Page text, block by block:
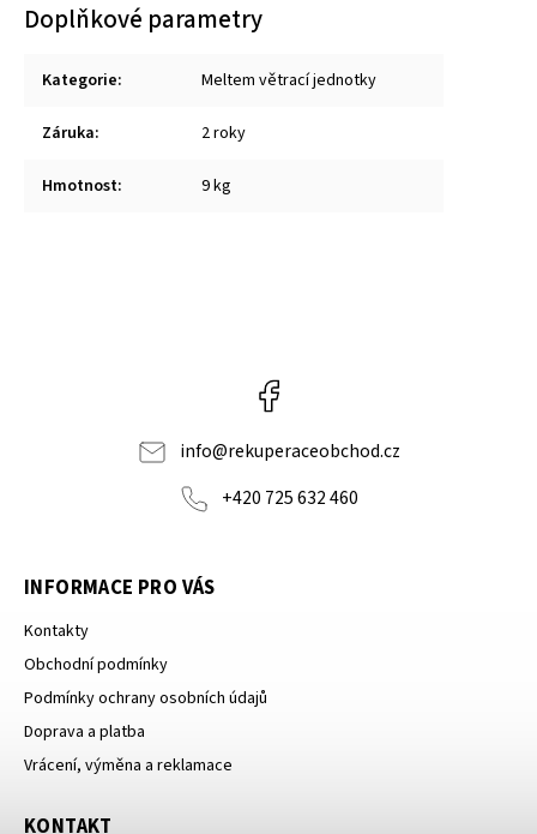
Doplňkové parametry
Kategorie: Meltem větrací jednotky
Záruka: 2 roky
Hmotnost: 9 kg
info@rekuperaceobchod.cz
+420 725 632 460
INFORMACE PRO VÁS
Kontakty
Obchodní podmínky
Podmínky ochrany osobních údajů
Doprava a platba
Vrácení, výměna a reklamace
KONTAKT